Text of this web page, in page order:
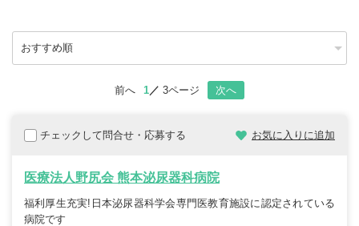
前へ 1 3ページ 次へ
チェックして問合せ・応募する お気に入りに追加
医療法人野尻会 熊本泌尿器科病院
福利厚生充実!日本泌尿器科学会専門医教育施設に認定されている
病院です